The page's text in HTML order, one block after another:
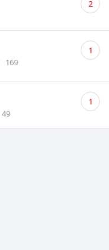
글 2
조회수
169
댓
글 1
조회수
49
댓
글 1